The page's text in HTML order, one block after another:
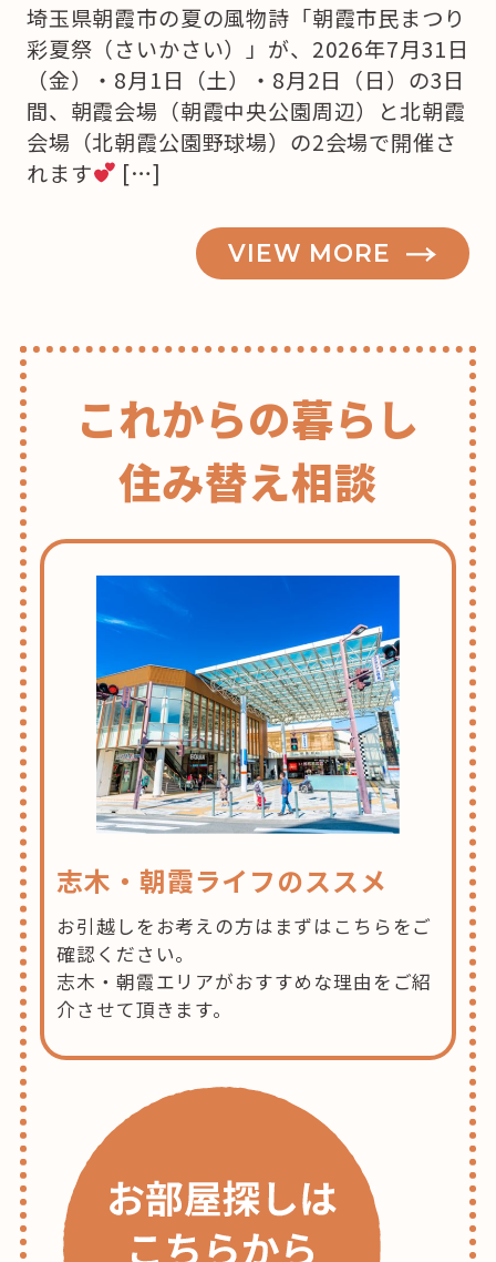
埼玉県朝霞市の夏の風物詩「朝霞市民まつり
彩夏祭（さいかさい）」が、2026年7月31日
（金）・8月1日（土）・8月2日（日）の3日
間、朝霞会場（朝霞中央公園周辺）と北朝霞
会場（北朝霞公園野球場）の2会場で開催さ
れます
[…]
VIEW MORE
これからの暮らし
住み替え相談
志木・朝霞ライフのススメ
お引越しをお考えの方はまずはこちらをご
確認ください。
志木・朝霞エリアがおすすめな理由をご紹
介させて頂きます。